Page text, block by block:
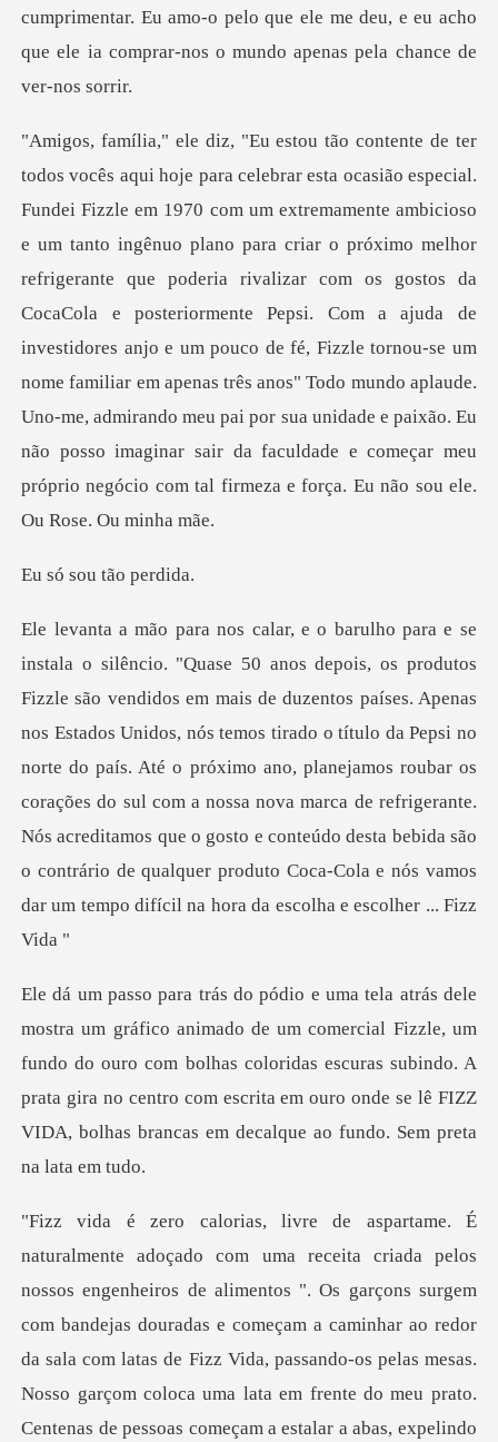
próximo melhor
refrigerante que poderia rivalizar com os gostos da
CocaCola e posteriormente Pepsi. Com a ajuda de
investidores anjo e um pouco de fé, Fizzle tornou-se um
nome familiar em apenas três anos"
ou tão
Estados Unidos, nós temos tirado o título da Pepsi no
norte do país. Até o próximo ano, planejamos roubar os
corações do sul com a nossa nova marca de refrigerante.
Nós a
al Fizzle, um
fundo do ouro com bolhas coloridas escuras subindo. A
prata gira no centro com esc
a caminhar ao redor
da sala com latas de Fizz Vida, passando-os pelas mesas.
Nosso garçom coloca uma lata em frente do meu prato.
Centenas de pessoas começam a estalar a abas, expelindo